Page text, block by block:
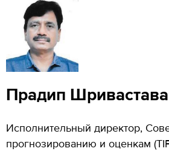
Прадип Шривастава
Исполнительный директор,
прогнозированию и оценкам